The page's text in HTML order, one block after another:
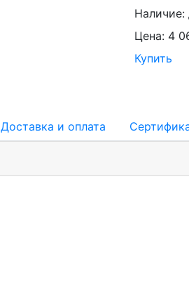
Наличие:
Цена: 4
Купить
Доставка и оплата